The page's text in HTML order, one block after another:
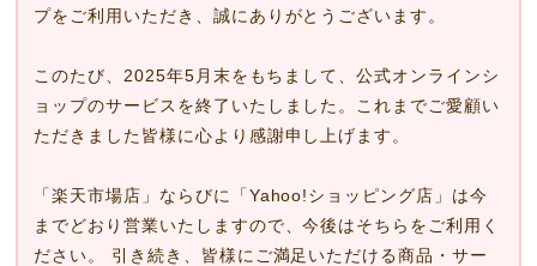
プをご利用いただき、誠にありがとうございます。
このたび、2025年5月末をもちまして、公式オンラインシ
ョップのサービスを終了いたしました。これまでご愛顧い
ただきました皆様に心より感謝申し上げます。
「楽天市場店」ならびに「Yahoo!ショッピング店」は今
までどおり営業いたしますので、今後はそちらをご利用く
ださい。 引き続き、皆様にご満足いただける商品・サー